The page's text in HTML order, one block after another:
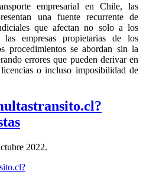
empresarial en Chile, las
una fuente recurrente de
que afectan no solo a los
empresas propietarias de los
procedimientos se abordan sin la
errores que pueden derivar en
o incluso imposibilidad de
2022.